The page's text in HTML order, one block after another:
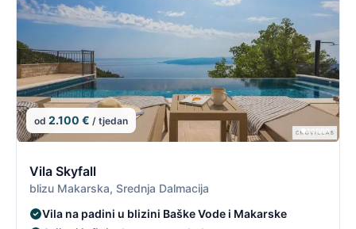
od 2.100 € / tjedan
Vila Skyfall
blizu Makarska, Srednja Dalmacija
Vila na padini u blizini Baške Vode i Makarske